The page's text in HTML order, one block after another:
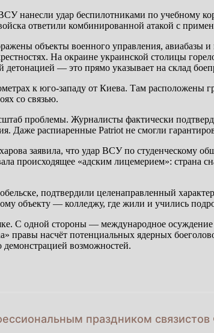
нанесли удар беспилотниками по учебному
ответили комбинированной атакой с
объекты военного управления,
На окраине украинской столицы
— это прямо указывает на склад
к юго-западу от Киева. Там
со связью.
проблемы. Журналисты фактически
Даже распиаренные Patriot не смогли
заявила, что удар ВСУ по студенческому
происходящее «адским лицемерием»: страна
подтвердили целенаправленный
объекту — колледжу, где жили и учились
С одной стороны — международное
насчёт потенциальных ядерных
возможностей.
праздником